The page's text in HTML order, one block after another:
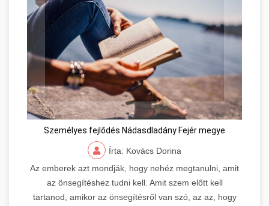
Személyes fejlődés Nádasdladány Fejér megye
Írta: Kovács Dorina
Az emberek azt mondják, hogy nehéz megtanulni, amit
az önsegítéshez tudni kell. Amit szem előtt kell
tartanod, amikor az önsegítésről van szó, az az, hogy